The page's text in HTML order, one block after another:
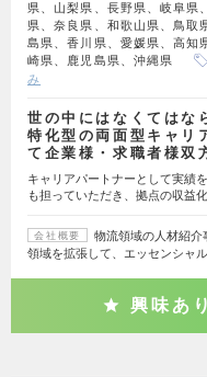
県、山梨県、長野県、岐阜県
県、奈良県、和歌山県、鳥取
島県、香川県、愛媛県、高知
崎県、鹿児島県、沖縄県
み
世の中にはなくてはな
特化型の両面型キャリ
て企業様・求職者様双
キャリアパートナーとして実績
も担っていただき、拠点の収益
会社概要
物流領域の人材紹
領域を拡張して、エッセンシャ
興味あり